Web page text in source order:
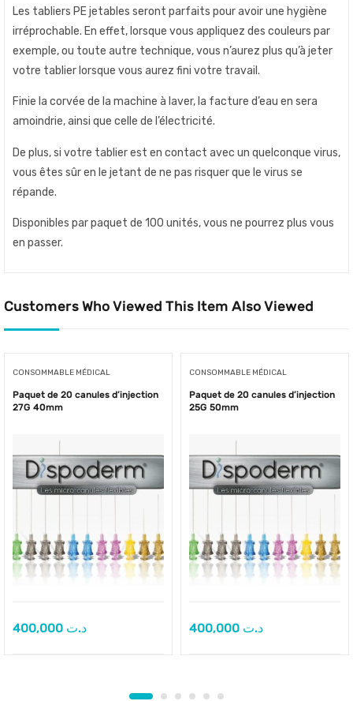
Les tabliers PE jetables seront parfaits pour avoir une hygiène
irréprochable. En effet, lorsque vous appliquez des couleurs par
exemple, ou toute autre technique, vous n’aurez plus qu’à jeter
votre tablier lorsque vous aurez fini votre travail.
Finie la corvée de la machine à laver, la facture d’eau en sera
amoindrie, ainsi que celle de l’électricité.
De plus, si votre tablier est en contact avec un quelconque virus,
vous êtes sûr en le jetant de ne pas risquer que le virus se
répande.
Disponibles par paquet de 100 unités, vous ne pourrez plus vous
en passer.
Customers Who Viewed This Item Also Viewed
CONSOMMABLE MÉDICAL
Paquet de 20 canules d’injection
27G 40mm
د.ت
CONSOMMABLE MÉDICAL
Paquet de 20 canules d’injection
25G 50mm
د.ت